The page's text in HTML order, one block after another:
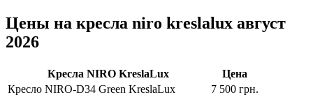
Цены на кресла niro kreslalux август
2026
Кресла NIRO KreslaLux
Цена
Кресло NIRO-D34 Green KreslaLux
7 500 грн.